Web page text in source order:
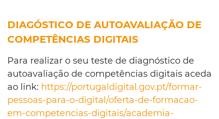
DIAGÓSTICO DE AUTOAVALIAÇÃO DE
COMPETÊNCIAS DIGITAIS
Para realizar o seu teste de diagnóstico de
autoavaliação de competências digitais aceda
ao link: https://portugaldigital.gov.pt/formar-
pessoas-para-o-digital/oferta-de-formacao-
em-competencias-digitais/academia-